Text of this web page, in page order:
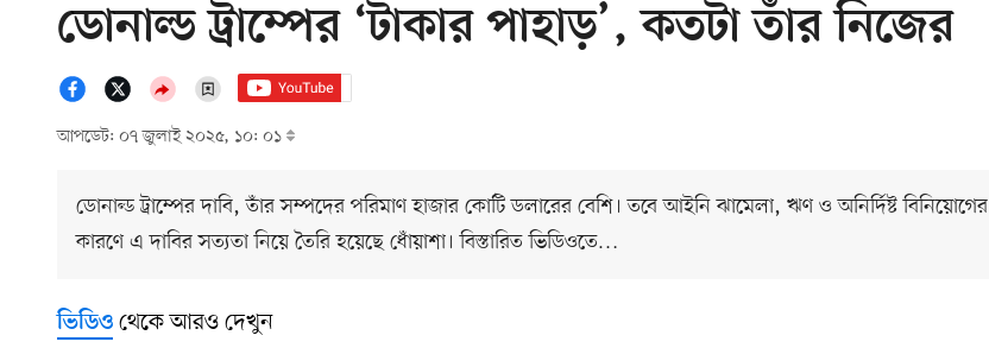
ডোনাল্ড ট্রাম্পের ‘টাকার পাহাড়’, কতটা তাঁর নিজের
আপডেট: ০৭ জুলাই ২০২৫, ১০: ০১
ডোনাল্ড ট্রাম্পের দাবি, তাঁর সম্পদের পরিমাণ হাজার কোটি ডলারের বেশি। তবে আইনি ঝামেলা, ঋণ ও অনির্দিষ্ট বিনিয়োগের
কারণে এ দাবির সত্যতা নিয়ে তৈরি হয়েছে ধোঁয়াশা। বিস্তারিত ভিডিওতে…
ভিডিও থেকে আরও দেখুন